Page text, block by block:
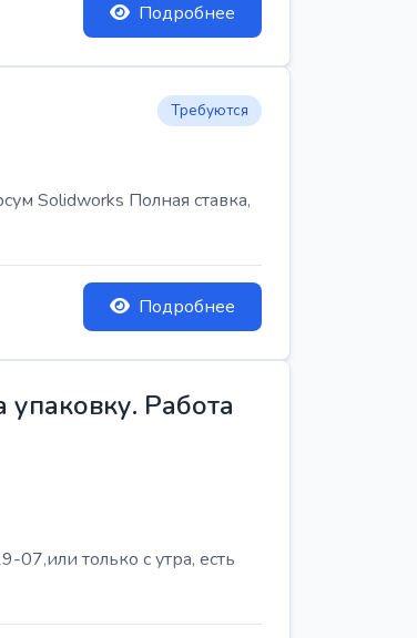
Подробнее
Требуются
Solidworks Полная ставка,
Подробнее
Работа
только с утра, есть